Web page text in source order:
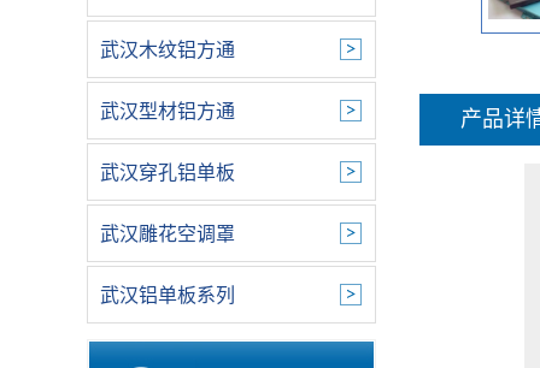
武汉木纹铝方通
武汉型材铝方通
武汉穿孔铝单板
武汉雕花空调罩
武汉铝单板系列
产品详